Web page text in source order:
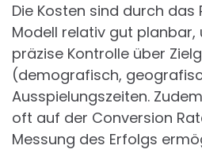
Die Kosten sind durch
Modell relativ gut planbar,
präzise Kontrolle über
(demografisch,
Ausspielungszeiten.
oft auf der Conversion
Messung des Erfolgs